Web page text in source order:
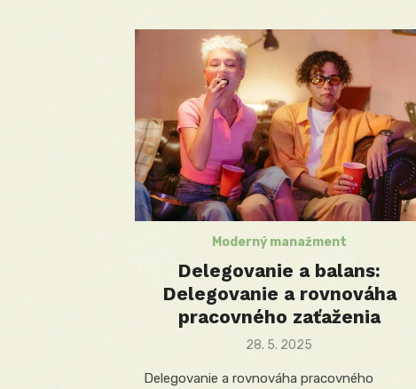
Moderný manažment
Delegovanie a balans:
Delegovanie a rovnováha
pracovného zaťaženia
Posted
28. 5. 2025
Delegovanie a rovnováha pracovného